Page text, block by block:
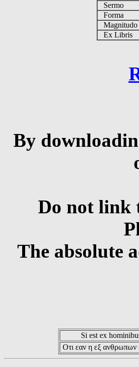
Sermo
Forma
Magnitudo
Ex Libris
By
Do not link
The absolute
Si est ex
Οτι εαν η εξ ανθρωπων